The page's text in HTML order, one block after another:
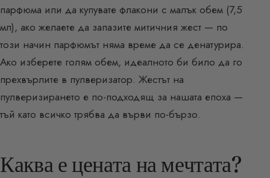
парфюма или да купувате флакони с малък обем (7,5
мл), ако желаете да запазите митичния жест — по
този начин парфюмът няма време да се денатурира.
Ако изберете голям обем, идеалното би било да го
прехвърлите в пулверизатор. Жестът на
пулверизирането е по-подходящ за нашата епоха —
тъй като всичко трябва да върви по-бързо.
Каква е цената на мечтата?